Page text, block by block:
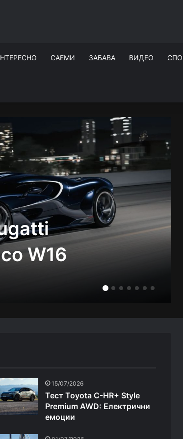
САЕМИ ЗАБАВА ВИДЕО
W16
15/07/2026
Тест Toyota C-HR+ Style
Premium AWD: Електрични
емоции